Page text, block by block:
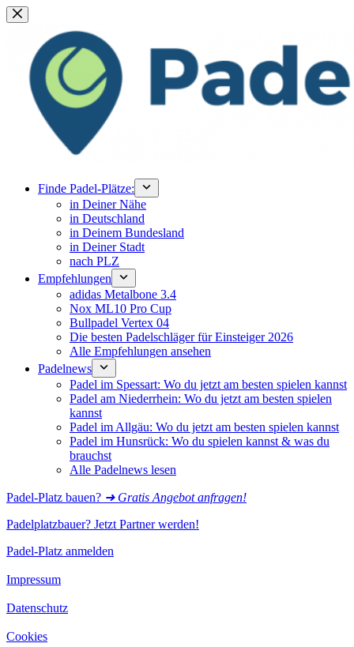
Zum
Inhalt
springen
Finde Padel-Plätze:
in Deiner Nähe
in Deutschland
in Deinem Bundesland
in Deiner Stadt
nach PLZ
Empfehlungen
adidas Metalbone 3.4
Nox ML10 Pro Cup
Bullpadel Vertex 04
Die besten Padelschläger für Einsteiger 2026
Alle Empfehlungen ansehen
Padelnews
Padel im Spessart: Wo du jetzt am besten spielen kannst
Padel am Niederrhein: Wo du jetzt am besten spielen
kannst
Padel im Allgäu: Wo du jetzt am besten spielen kannst
Padel im Hunsrück: Wo du spielen kannst & was du
brauchst
Alle Padelnews lesen
Padel-Platz bauen? ➜ Gratis Angebot anfragen!
Padelplatzbauer? Jetzt Partner werden!
Padel-Platz anmelden
Impressum
Datenschutz
Cookies